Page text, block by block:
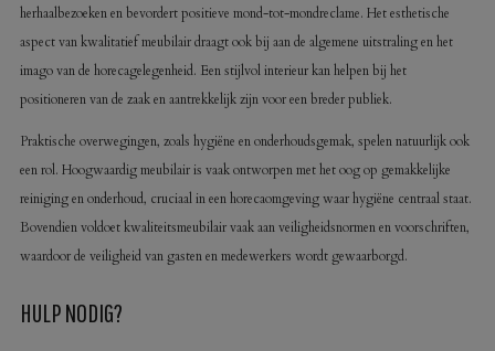
herhaalbezoeken en bevordert positieve mond-tot-mondreclame. Het esthetische
aspect van kwalitatief meubilair draagt ook bij aan de algemene uitstraling en het
imago van de horecagelegenheid. Een stijlvol interieur kan helpen bij het
positioneren van de zaak en aantrekkelijk zijn voor een breder publiek.
Praktische overwegingen, zoals hygiëne en onderhoudsgemak, spelen natuurlijk ook
een rol. Hoogwaardig meubilair is vaak ontworpen met het oog op gemakkelijke
reiniging en onderhoud, cruciaal in een horecaomgeving waar hygiëne centraal staat.
Bovendien voldoet kwaliteitsmeubilair vaak aan veiligheidsnormen en voorschriften,
waardoor de veiligheid van gasten en medewerkers wordt gewaarborgd.
HULP NODIG?